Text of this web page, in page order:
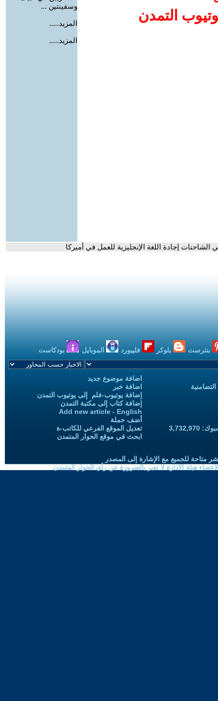
التمدن
وسفينتين ...
المزيد.....
المزيد.....
إجادة اللغة الإنجليزية للعمل في أميركا
بنترست بلوكر فليبورد الموبايل بودكاست
اضافة موضوع جديد
اضافة خبر
إضافة يوتيوب-فلم إلى يوتيوب التمدن
إضافة كتاب إلى مكتبة التمدن
Add new article - English
أضف حملة
تعديل الموقع الفرعي للكاتب-ة
ابحث في موقع الحوار المتمدن
متاحة للجميع مع الإشارة إلى المصدر
هيئة الادارة لا تعبر بالضرورة عن رأي الحوار المتمدن